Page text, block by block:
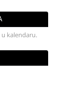
kalendaru.